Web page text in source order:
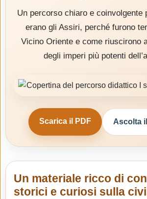
Un percorso chiaro e coinvolgente
erano gli Assiri, perché furono
Vicino Oriente e come riuscirono
degli imperi più potenti
Scarica il PDF Ascolta
Un materiale ricco di
storici e curiosi sulla